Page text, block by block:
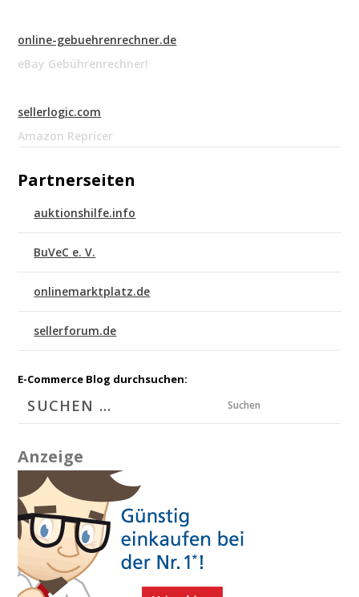
online-gebuehrenrechner.de
eBay Gebührenrechner!
sellerlogic.com
Amazon Repricer
Partnerseiten
auktionshilfe.info
BuVeC e. V.
onlinemarktplatz.de
sellerforum.de
E-Commerce Blog durchsuchen:
Suchen
Anzeige